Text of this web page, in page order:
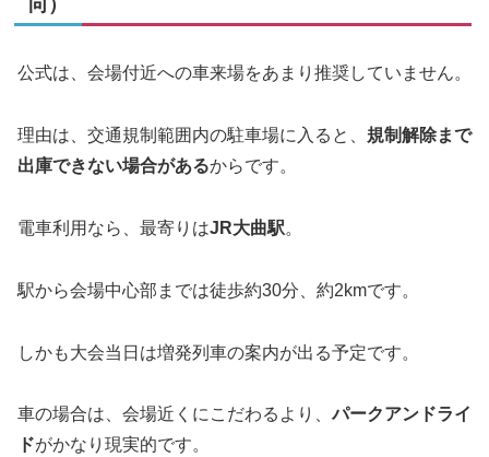
向）
公式は、会場付近への車来場をあまり推奨していません。
理由は、交通規制範囲内の駐車場に入ると、 規制解除まで
出庫できない場合があるからです。
電車利用なら、最寄りはJR大曲駅。
駅から会場中心部までは徒歩約30分、約2kmです。
しかも大会当日は増発列車の案内が出る予定です。
車の場合は、会場近くにこだわるより、パークアンドライ
ドがかなり現実的です。